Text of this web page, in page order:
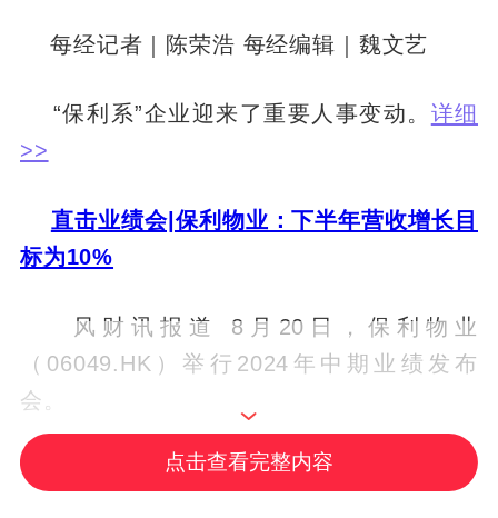
每经记者｜陈荣浩 每经编辑｜魏文艺
“保利系”企业迎来了重要人事变动。 详细
>>
直击业绩会|保利物业：下半年营收增长目
标为10%
风财讯报道 8月20日，保利物业
（06049.HK）举行2024年中期业绩发布
会。
保利物业管理层在业绩会上对公司上半年
点击查看完整内容